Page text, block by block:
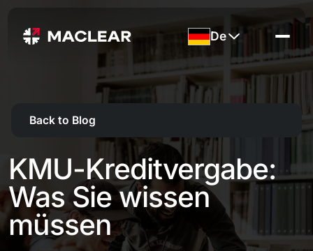
De
Back to Blog
KMU-Kreditvergabe:
Was Sie wissen
müssen